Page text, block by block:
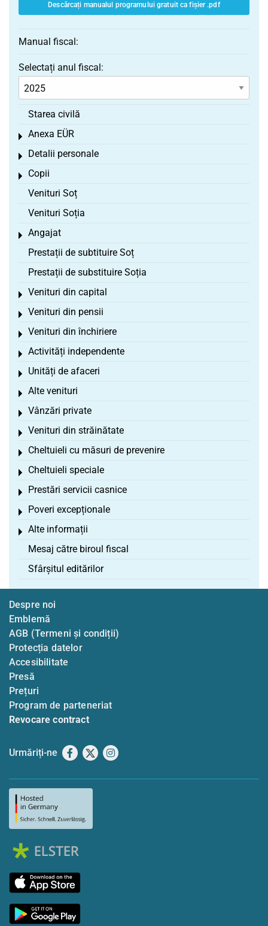
Descărcați manualul programului gratuit ca fișier .pdf
Manual fiscal:
Selectați anul fiscal:
Starea civilă
Anexa EÜR
Toggle menu
Detalii personale
Toggle menu
Copii
Toggle menu
Venituri Soț
Venituri Soția
Angajat
Toggle menu
Prestații de subtituire Soț
Prestații de substituire Soția
Venituri din capital
Toggle menu
Venituri din pensii
Toggle menu
Venituri din închiriere
Toggle menu
Activități independente
Toggle menu
Unități de afaceri
Toggle menu
Alte venituri
Toggle menu
Vânzări private
Toggle menu
Venituri din străinătate
Toggle menu
Cheltuieli cu măsuri de prevenire
Toggle menu
Cheltuieli speciale
Toggle menu
Prestări servicii casnice
Toggle menu
Poveri excepționale
Toggle menu
Alte informații
Toggle menu
Mesaj către biroul fiscal
Sfârșitul editărilor
Despre noi
Emblemă
AGB (Termeni și condiții)
Protecția datelor
Accesibilitate
Presă
Prețuri
Program de parteneriat
Revocare contract
Urmăriți-ne Facebook
X Instagram